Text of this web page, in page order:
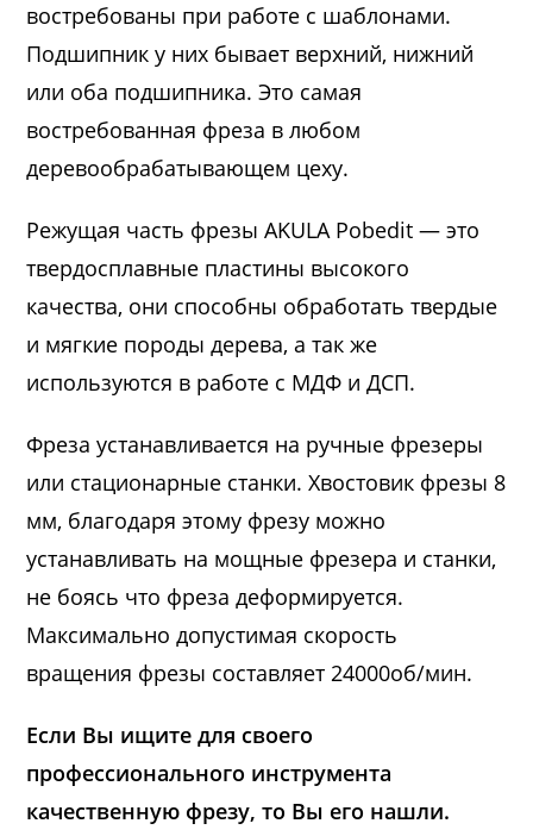
востребованы при работе с шаблонами.
Подшипник у них бывает верхний, нижний
или оба подшипника. Это самая
востребованная фреза в любом
деревообрабатывающем цеху.
Режущая часть фрезы AKULA Pobedit — это
твердосплавные пластины высокого
качества, они способны обработать твердые
и мягкие породы дерева, а так же
используются в работе с МДФ и ДСП.
Фреза устанавливается на ручные фрезеры
или стационарные станки. Хвостовик фрезы 8
мм, благодаря этому фрезу можно
устанавливать на мощные фрезера и станки,
не боясь что фреза деформируется.
Максимально допустимая скорость
вращения фрезы составляет 24000об/мин.
Если Вы ищите для своего
профессионального инструмента
качественную фрезу, то Вы его нашли.